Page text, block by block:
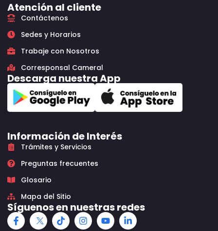
Atención al cliente
Contáctenos
Sedes y Horarios
Trabaje con Nosotros
Corresponsal Cameral
Descarga nuestra App
Información de Interés
Trámites y Servicios
Preguntas frecuentes
Glosario
Mapa del Sitio
Síguenos en nuestras redes